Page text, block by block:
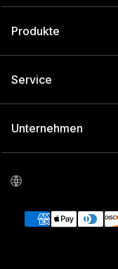
Produkte
Service
Unternehmen